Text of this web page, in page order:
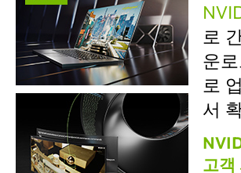
로
운
로
서
고객